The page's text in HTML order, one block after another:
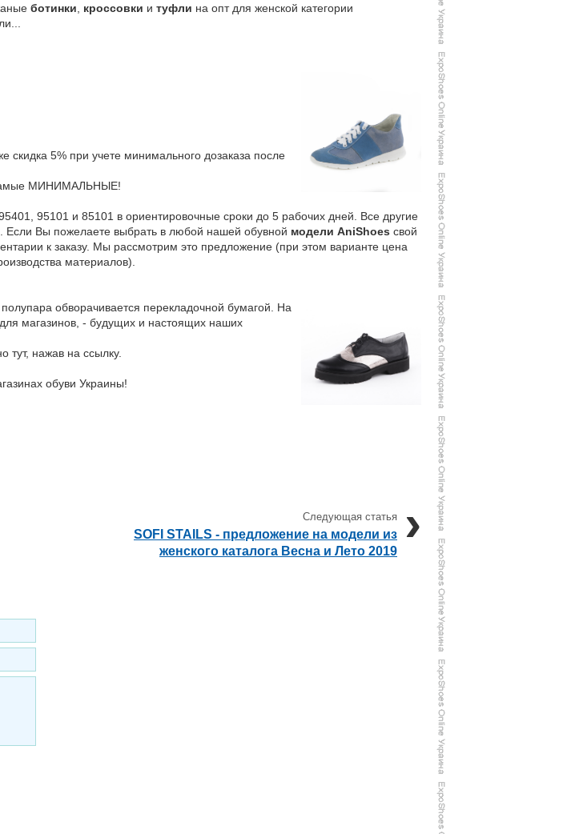
ботинки кроссовки и туфли на опт для женской категории
скидка 5% при учете минимального дозаказа после
самые МИНИМАЛЬНЫЕ!
95101 и 85101 в ориентировочные сроки до 5 рабочих дней. Все другие
Если Вы пожелаете выбрать в любой нашей обувной модели AniShoes свой
к заказу. Мы рассмотрим это предложение (при этом варианте цена
материалов).
обворачивается перекладочной бумагой. На
магазинов, - будущих и настоящих наших
тут, нажав на ссылку.
обуви Украины!
SOFI STAILS - предложение на модели из
женского каталога Весна и Лето 2019